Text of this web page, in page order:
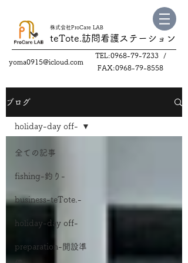
株式会社ProCare LAB
teTote.訪問看護 ステーション
yoma0915@icloud.com
TEL:0968-79-7233 /
FAX:0968-79-8558
ブログ
全ての記事
fishing-釣り-
business-teTote.-
holiday-day off-
preparation-開設準
holiday-day off-